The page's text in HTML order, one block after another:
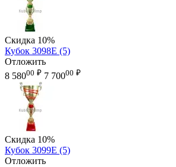
Скидка 10%
Кубок 3098E (5)
Отложить
8 58000 ₽ 7 70000 ₽
Скидка 10%
Кубок 3099E (5)
Отложить